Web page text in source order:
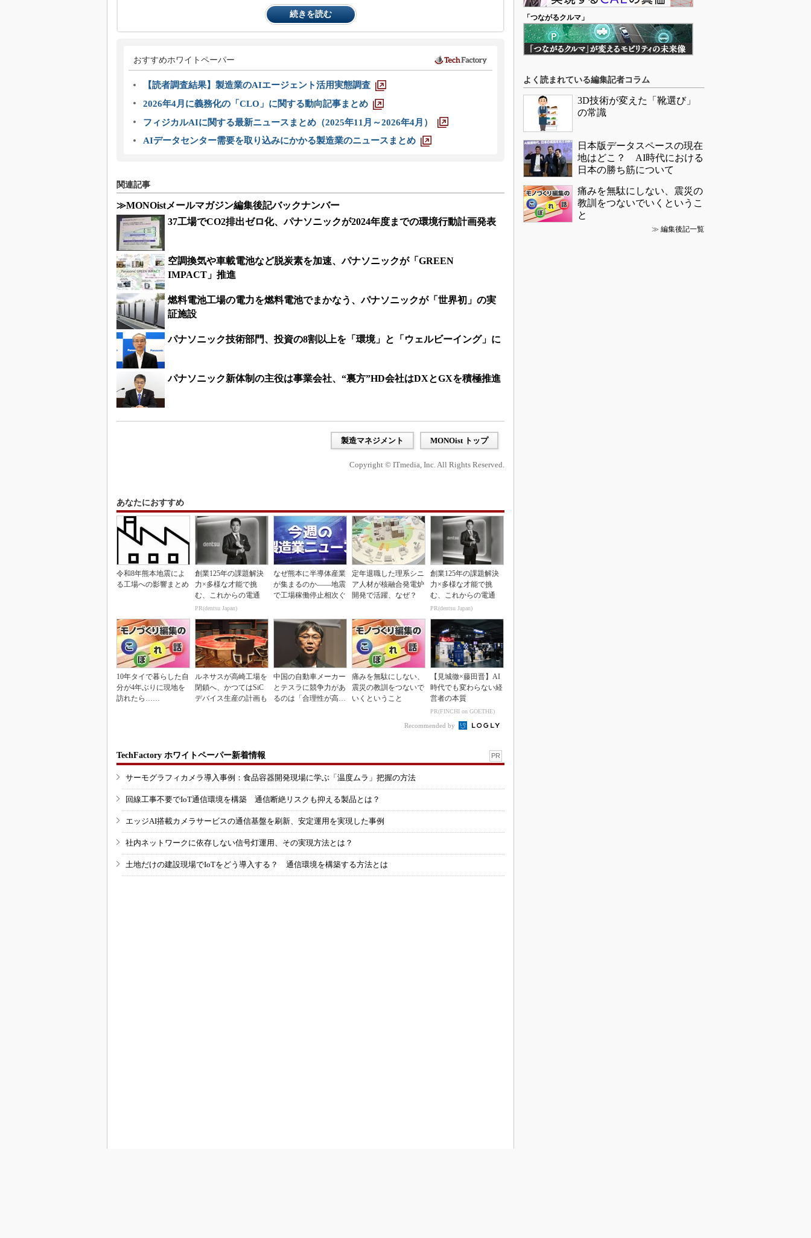
続きを読む
おすすめホワイトペーパー
【読者調査結果】製造業のAIエージェント活用実態調査
2026年4月に義務化の「CLO」に関する動向記事まとめ
フィジカルAIに関する最新ニュースまとめ（2025年11月～2026年4月）
AIデータセンター需要を取り込みにかかる製造業のニュースまとめ
関連記事
≫MONOistメールマガジン編集後記バックナンバー
37工場でCO2排出ゼロ化、パナソニックが2024年度までの環境行動計画発表
空調換気や車載電池など脱炭素を加速、パナソニックが「GREEN
IMPACT」推進
燃料電池工場の電力を燃料電池でまかなう、パナソニックが「世界初」の実
証施設
パナソニック技術部門、投資の8割以上を「環境」と「ウェルビーイング」に
パナソニック新体制の主役は事業会社、“裏方”HD会社はDXとGXを積極推進
製造マネジメント MONOist トップ
Copyright © ITmedia, Inc. All Rights Reserved.
あなたにおすすめ
令和8年熊本地震によ
る工場への影響まとめ
創業125年の課題解決
力×多様な才能で挑
む、これからの電通
PR(dentsu Japan)
なぜ熊本に半導体産業
が集まるのか――地震
で工場稼働停止相次ぐ
定年退職した理系シニ
ア人材が核融合発電炉
開発で活躍、なぜ？
創業125年の課題解決
力×多様な才能で挑
む、これからの電通
PR(dentsu Japan)
10年タイで暮らした自
分が4年ぶりに現地を
訪れたら……
ルネサスが高崎工場を
閉鎖へ、かつてはSiC
デバイス生産の計画も
中国の自動車メーカー
とテスラに競争力があ
るのは「合理性が高
痛みを無駄にしない、
震災の教訓をつないで
いくということ
【見城徹×藤田晋】AI
時代でも変わらない経
営者の本質
PR(FINCHI on GOETHE)
Recommended by
TechFactory ホワイトペーパー新着情報 PR
サーモグラフィカメラ導入事例：食品容器開発現場に学ぶ「温度ムラ」把握の方法
回線工事不要でIoT通信環境を構築 通信断絶リスクも抑える製品とは？
エッジAI搭載カメラサービスの通信基盤を刷新、安定運用を実現した事例
社内ネットワークに依存しない信号灯運用、その実現方法とは？
土地だけの建設現場でIoTをどう導入する？ 通信環境を構築する方法とは
「つながるクルマ」
よく読まれている編集記者コラム
3D技術が変えた「靴選び」
の常識
日本版データスペースの現在
地はどこ？ AI時代における
日本の勝ち筋について
痛みを無駄にしない、震災の
教訓をつないでいくというこ
と
≫ 編集後記一覧